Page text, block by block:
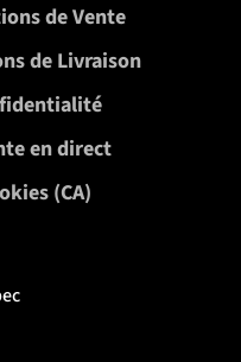
de Vente
de Livraison
en direct
(CA)